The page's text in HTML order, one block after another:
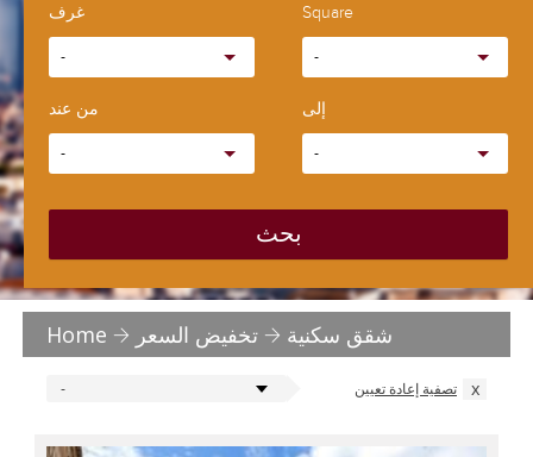
غرف
-
Square
-
من عند
-
إلى
-
بحث
Home تخفيض السعر شقق سكنية
- تصفية إعادة تعيين x